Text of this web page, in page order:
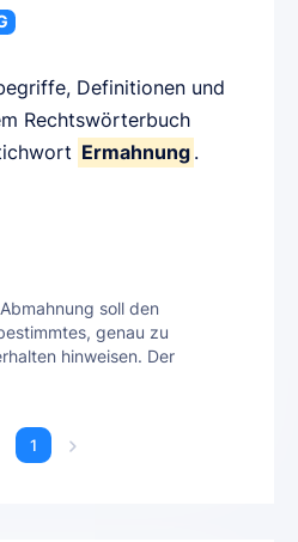
Definitionen und
Rechtswörterbuch
Ermahnung .
soll den
genau zu
hinweisen. Der
1